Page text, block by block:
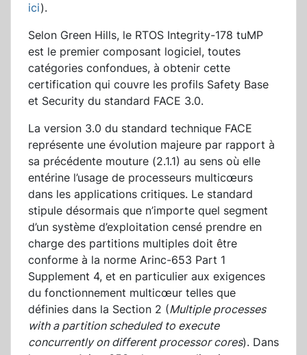
ici).
Selon Green Hills, le RTOS Integrity-178 tuMP
est le premier composant logiciel, toutes
catégories confondues, à obtenir cette
certification qui couvre les profils Safety Base
et Security du standard FACE 3.0.
La version 3.0 du standard technique FACE
représente une évolution majeure par rapport à
sa précédente mouture (2.1.1) au sens où elle
entérine l’usage de processeurs multicœurs
dans les applications critiques. Le standard
stipule désormais que n’importe quel segment
d’un système d’exploitation censé prendre en
charge des partitions multiples doit être
conforme à la norme Arinc-653 Part 1
Supplement 4, et en particulier aux exigences
du fonctionnement multicœur telles que
définies dans la Section 2 (Multiple processes
with a partition scheduled to execute
concurrently on different processor cores). Dans